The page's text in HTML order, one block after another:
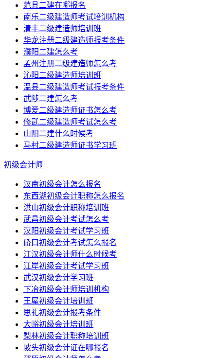
范县二建在哪报名
南乐二级建造师考试培训机构
清丰二级建造师培训班
华龙注册二级建造师报考条件
濮阳二建怎么考
孟州注册二级建造师怎么考
沁阳二级建造师培训班
温县二级建造师考试报考条件
武陟二建怎么考
博爱二级建造师证书怎么考
修武二级建造师考试怎么考
山阳二建什么时候考
马村二级建造师证书学习班
初级会计师
汉南初级会计怎么报名
东西湖初级会计职称怎么报名
洪山初级会计职称培训班
武昌初级会计考试怎么考
汉阳初级会计考试学习班
硚口初级会计考试怎么报名
江汉初级会计师什么时候考
江岸初级会计考试学习班
武汉初级会计学习班
下冶初级会计师培训机构
王屋初级会计培训班
思礼初级会计报考条件
大峪初级会计培训班
梨林初级会计职称培训班
坡头初级会计证在哪报名